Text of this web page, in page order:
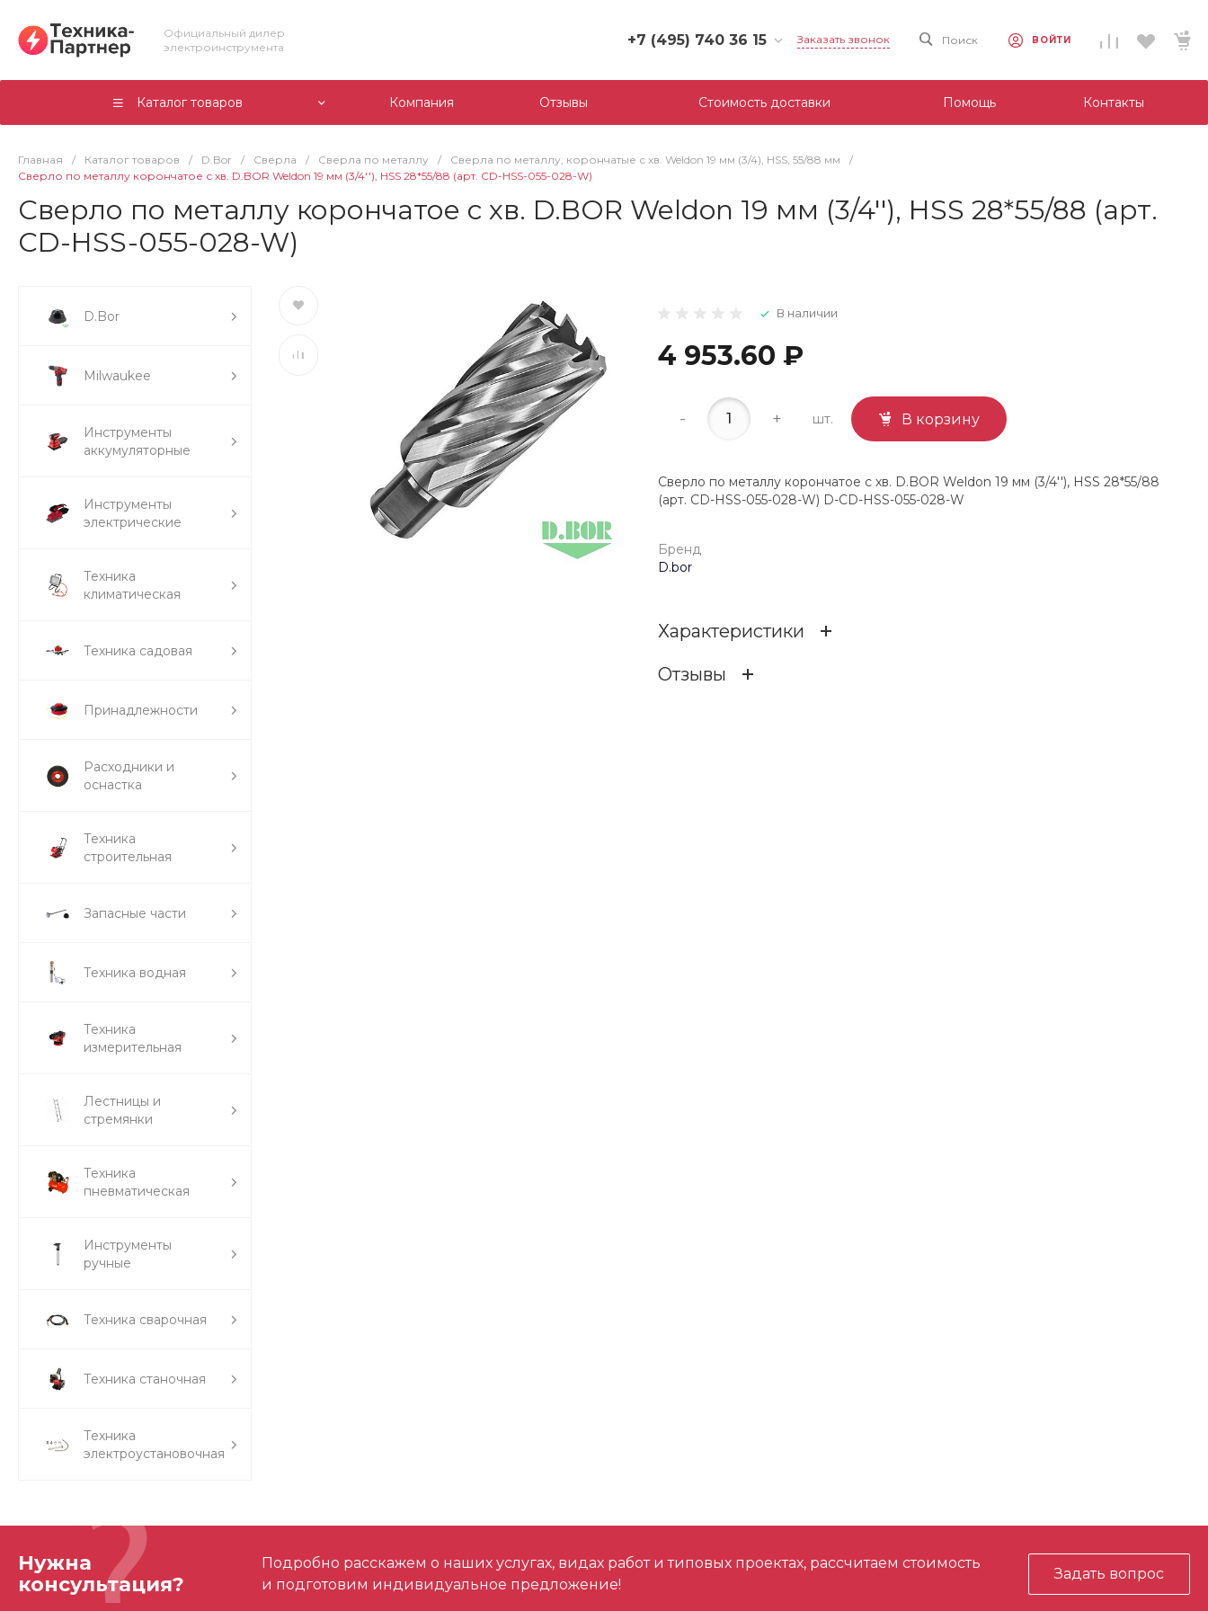
Официальный дилер
электроинструмента
+7 (495) 740 36 15
+7 (495) 740 36 15
г. Москва, Филевский
Заказать звонок Поиск ВОЙТИ
Каталог товаров Компания Отзывы Стоимость доставки Помощь Контакты
Главная / Каталог товаров / D.Bor / Сверла / Сверла по металлу / Сверла по металлу, корончатые с хв. Weldon 19 мм (3/4), HSS, 55/88 мм
/
Сверло по металлу корончатое с хв. D.BOR Weldon 19 мм (3/4''), HSS 28*55/88 (арт. CD-HSS-055-028-W)
Сверло по металлу корончатое с хв. D.BOR Weldon 19 мм (3/4''), HSS 28*55/88 (арт.
CD-HSS-055-028-W)
D.Bor
Milwaukee
Инструменты
аккумуляторные
Инструменты
электрические
Техника
климатическая
Техника садовая
Принадлежности
Расходники и
оснастка
Техника
строительная
Запасные части
Техника водная
Техника
измерительная
Лестницы и
стремянки
Техника
пневматическая
Инструменты
ручные
Техника сварочная
Техника станочная
Техника
электроустановочная
В наличии
4 953.60 ₽
- + шт. В корзину
Сверло по металлу корончатое с хв. D.BOR Weldon 19 мм (3/4''), HSS 28*55/88
(арт. CD-HSS-055-028-W) D-CD-HSS-055-028-W
Бренд
D.bor
Характеристики
Отзывы
Нужна
консультация?
Подробно расскажем о наших услугах, видах работ и типовых проектах, рассчитаем стоимость
и подготовим индивидуальное предложение!
Задать вопрос